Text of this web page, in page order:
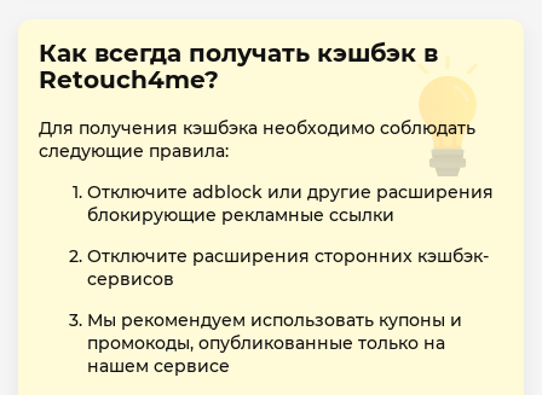
Как всегда получать кэшбэк в
Retouch4me?
Для получения кэшбэка необходимо соблюдать
следующие правила:
Отключите adblock или другие расширения
блокирующие рекламные ссылки
Отключите расширения сторонних кэшбэк-
сервисов
Мы рекомендуем использовать купоны и
промокоды, опубликованные только на
нашем сервисе